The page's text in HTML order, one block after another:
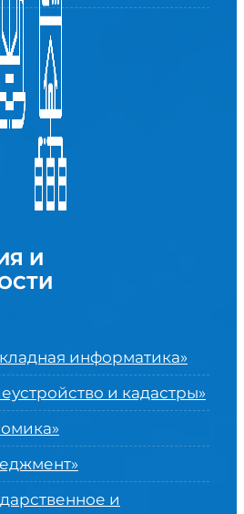
И
информатика»
и кадастры»
и